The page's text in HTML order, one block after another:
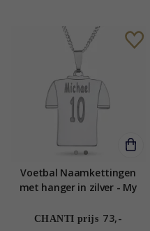
Voetbal Naamkettingen
met hanger in zilver - My
CHANTI prijs 73,-